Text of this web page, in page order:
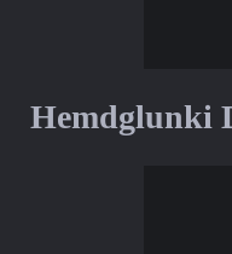
Hemdglunki